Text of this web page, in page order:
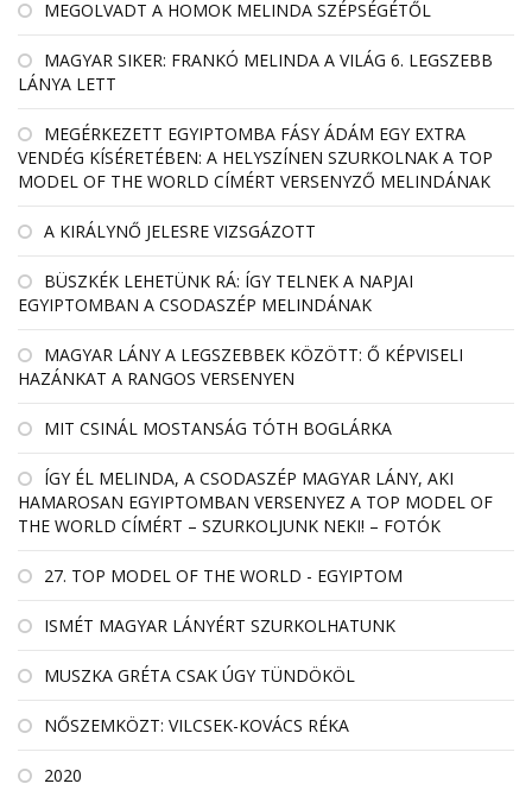
MEGOLVADT A HOMOK MELINDA SZÉPSÉGÉTŐL
MAGYAR SIKER: FRANKÓ MELINDA A VILÁG 6. LEGSZEBB
LÁNYA LETT
MEGÉRKEZETT EGYIPTOMBA FÁSY ÁDÁM EGY EXTRA
VENDÉG KÍSÉRETÉBEN: A HELYSZÍNEN SZURKOLNAK A TOP
MODEL OF THE WORLD CÍMÉRT VERSENYZŐ MELINDÁNAK
A KIRÁLYNŐ JELESRE VIZSGÁZOTT
BÜSZKÉK LEHETÜNK RÁ: ÍGY TELNEK A NAPJAI
EGYIPTOMBAN A CSODASZÉP MELINDÁNAK
MAGYAR LÁNY A LEGSZEBBEK KÖZÖTT: Ő KÉPVISELI
HAZÁNKAT A RANGOS VERSENYEN
MIT CSINÁL MOSTANSÁG TÓTH BOGLÁRKA
ÍGY ÉL MELINDA, A CSODASZÉP MAGYAR LÁNY, AKI
HAMAROSAN EGYIPTOMBAN VERSENYEZ A TOP MODEL OF
THE WORLD CÍMÉRT – SZURKOLJUNK NEKI! – FOTÓK
27. TOP MODEL OF THE WORLD - EGYIPTOM
ISMÉT MAGYAR LÁNYÉRT SZURKOLHATUNK
MUSZKA GRÉTA CSAK ÚGY TÜNDÖKÖL
NŐSZEMKÖZT: VILCSEK-KOVÁCS RÉKA
2020